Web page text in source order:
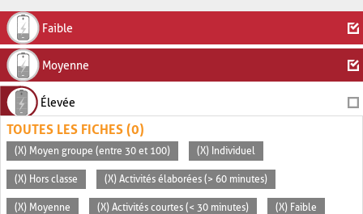
Faible
Moyenne
Élevée
TOUTES LES FICHES (0)
(X) Moyen groupe (entre 30 et 100) (X) Individuel
(X) Hors classe (X) Activités élaborées (> 60 minutes)
(X) Moyenne (X) Activités courtes (< 30 minutes) (X) Faible